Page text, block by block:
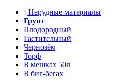
Нерудные материалы
Грунт
Плодородный
Растительный
Чернозём
Торф
В мешках 50л
В биг-бегах